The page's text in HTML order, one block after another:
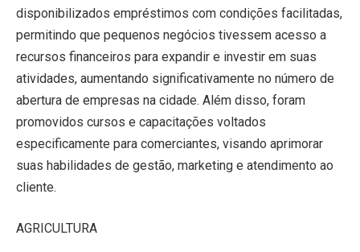
disponibilizados empréstimos com condições facilitadas,
permitindo que pequenos negócios tivessem acesso a
recursos financeiros para expandir e investir em suas
atividades, aumentando significativamente no número de
abertura de empresas na cidade. Além disso, foram
promovidos cursos e capacitações voltados
especificamente para comerciantes, visando aprimorar
suas habilidades de gestão, marketing e atendimento ao
cliente.
AGRICULTURA